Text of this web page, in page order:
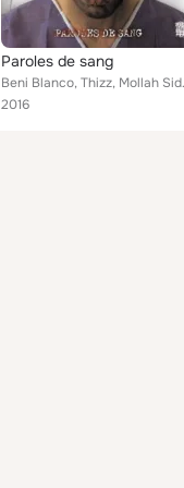
Paroles de sang
Beni Blanco,
2016